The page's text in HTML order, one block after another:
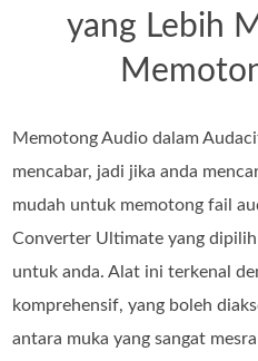
yang Lebih
Memotong Audio dalam
mencabar, jadi jika anda
mudah untuk memotong fail
Converter Ultimate yang dipilih
untuk anda. Alat ini terkenal
komprehensif, yang boleh
antara muka yang sangat